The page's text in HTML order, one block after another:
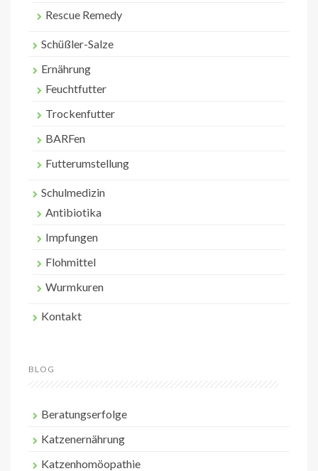
Rescue Remedy
Schüßler-Salze
Ernährung
Feuchtfutter
Trockenfutter
BARFen
Futterumstellung
Schulmedizin
Antibiotika
Impfungen
Flohmittel
Wurmkuren
Kontakt
BLOG
Beratungserfolge
Katzenernährung
Katzenhomöopathie